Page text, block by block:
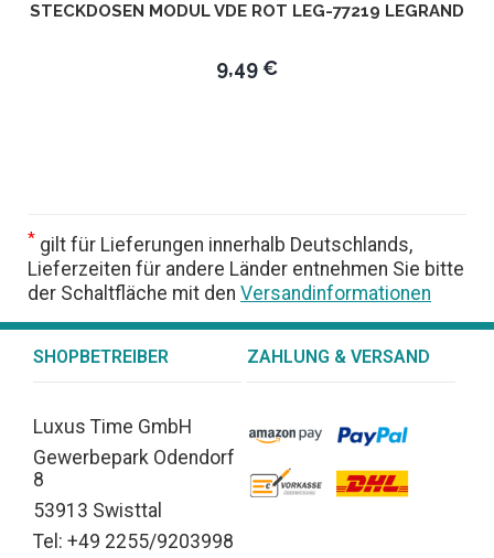
STECKDOSEN MODUL VDE ROT LEG-77219 LEGRAND
9,49 €
* gilt für Lieferungen innerhalb Deutschlands,
Lieferzeiten für andere Länder entnehmen Sie bitte
der Schaltfläche mit den Versandinformationen
SHOPBETREIBER
Luxus Time GmbH
Gewerbepark Odendorf
8
53913 Swisttal
Tel: +49 2255/9203998
ZAHLUNG & VERSAND